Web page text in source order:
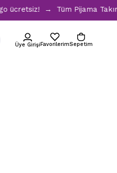
→ Tüm Pijama
Üye GirişiFavorilerimSepetim